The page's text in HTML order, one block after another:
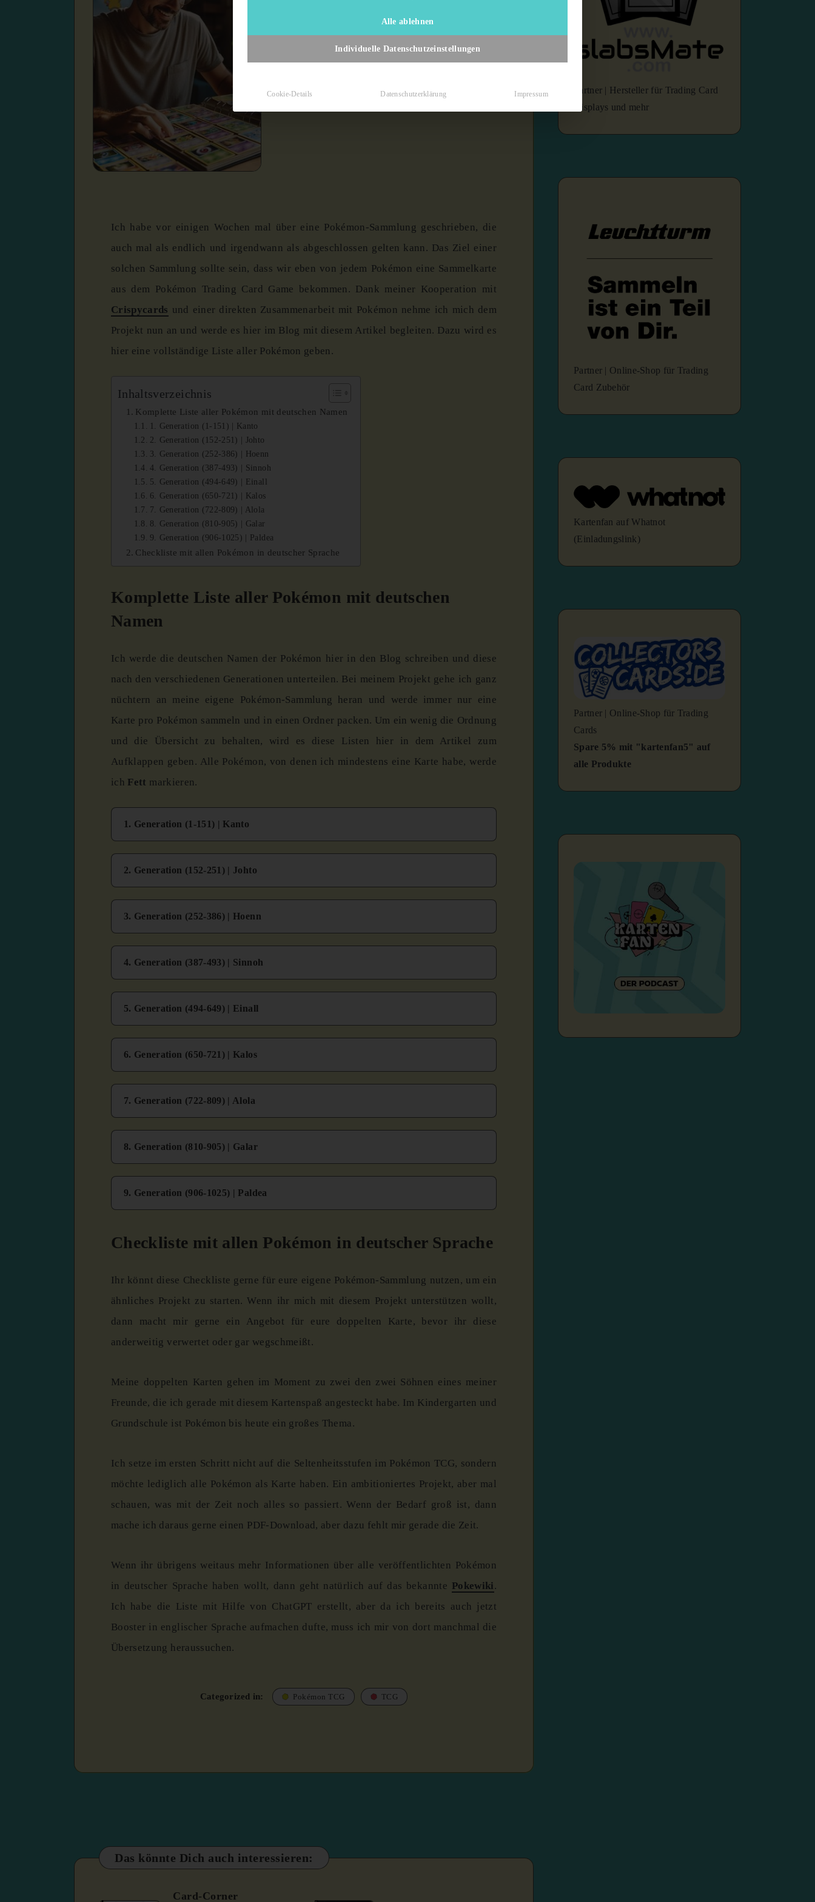
Mein Projekt: Pokémon-
Sammlung komplett
Ich habe vor einigen Wochen mal über eine Pokémon-Sammlung geschrieben, die
auch mal als endlich und irgendwann als abgeschlossen gelten kann. Das Ziel einer
solchen Sammlung sollte sein, dass wir eben von jedem Pokémon eine Sammelkarte
aus dem Pokémon Trading Card Game bekommen. Dank meiner Kooperation mit
Crispycards und einer direkten Zusammenarbeit mit Pokémon nehme ich mich dem
Projekt nun an und werde es hier im Blog mit diesem Artikel begleiten. Dazu wird es
hier eine vollständige Liste aller Pokémon geben.
Inhaltsverzeichnis
Komplette Liste aller Pokémon mit deutschen Namen
1. Generation (1-151) | Kanto
2. Generation (152-251) | Johto
3. Generation (252-386) | Hoenn
4. Generation (387-493) | Sinnoh
5. Generation (494-649) | Einall
6. Generation (650-721) | Kalos
7. Generation (722-809) | Alola
8. Generation (810-905) | Galar
9. Generation (906-1025) | Paldea
Checkliste mit allen Pokémon in deutscher Sprache
Komplette Liste aller Pokémon mit deutschen
Namen
Ich werde die deutschen Namen der Pokémon hier in den Blog schreiben und diese
nach den verschiedenen Generationen unterteilen. Bei meinem Projekt gehe ich ganz
nüchtern an meine eigene Pokémon-Sammlung heran und werde immer nur eine
Karte pro Pokémon sammeln und in einen Ordner packen. Um ein wenig die Ordnung
und die Übersicht zu behalten, wird es diese Listen hier in dem Artikel zum
Aufklappen geben. Alle Pokémon, von denen ich mindestens eine Karte habe, werde
ich Fett markieren.
1. Generation (1-151) | Kanto
2. Generation (152-251) | Johto
3. Generation (252-386) | Hoenn
4. Generation (387-493) | Sinnoh
5. Generation (494-649) | Einall
6. Generation (650-721) | Kalos
7. Generation (722-809) | Alola
8. Generation (810-905) | Galar
9. Generation (906-1025) | Paldea
Checkliste mit allen Pokémon in deutscher Sprache
Ihr könnt diese Checkliste gerne für eure eigene Pokémon-Sammlung nutzen, um ein
ähnliches Projekt zu starten. Wenn ihr mich mit diesem Projekt unterstützen wollt,
dann macht mir gerne ein Angebot für eure doppelten Karte, bevor ihr diese
anderweitig verwertet oder gar wegschmeißt.
Meine doppelten Karten gehen im Moment zu zwei den zwei Söhnen eines meiner
Freunde, die ich gerade mit diesem Kartenspaß angesteckt habe. Im Kindergarten und
Grundschule ist Pokémon bis heute ein großes Thema.
Ich setze im ersten Schritt nicht auf die Seltenheitsstufen im Pokémon TCG, sondern
möchte lediglich alle Pokémon als Karte haben. Ein ambitioniertes Projekt, aber mal
schauen, was mit der Zeit noch alles so passiert. Wenn der Bedarf groß ist, dann
mache ich daraus gerne einen PDF-Download, aber dazu fehlt mir gerade die Zeit.
Wenn ihr übrigens weitaus mehr Informationen über alle veröffentlichten Pokémon
in deutscher Sprache haben wollt, dann geht natürlich auf das bekannte Pokewiki.
Ich habe die Liste mit Hilfe von ChatGPT erstellt, aber da ich bereits auch jetzt
Booster in englischer Sprache aufmachen dufte, muss ich mir von dort manchmal die
Übersetzung heraussuchen.
Categorized in: Pokémon TCG TCG
Das könnte Dich auch interessieren:
Card-Corner
Partner | Hersteller für Trading Card
Displays und mehr
Partner | Online-Shop für Trading
Card Zubehör
Kartenfan auf Whatnot
(Einladungslink)
Partner | Online-Shop für Trading
Cards
Spare 5% mit "kartenfan5" auf
alle Produkte
Alle ablehnen
Individuelle Datenschutzeinstellungen
Cookie-Details Datenschutzerklärung Impressum